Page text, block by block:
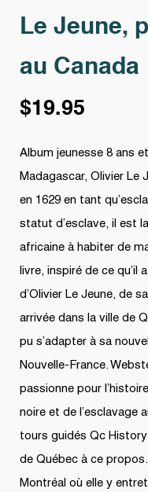
Le Jeune,
au Canada
$19.95
Album jeunesse 8 ans
Madagascar, Olivier Le
en 1629 en tant
statut d’esclave, il est
africaine à habiter de
livre, inspiré de ce qu’il
d’Olivier Le Jeune, de
arrivée dans la ville de
pu s’adapter à sa
Nouvelle-France.
passionne pour
noire et de l’esclavage
tours guidés Qc
de Québec à ce
Montréal où elle y